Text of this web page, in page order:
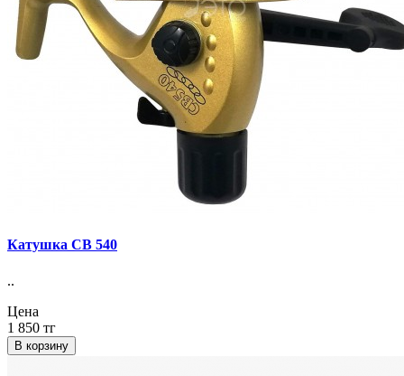
Катушка СВ 540
..
Цена
1 850 тг
В корзину